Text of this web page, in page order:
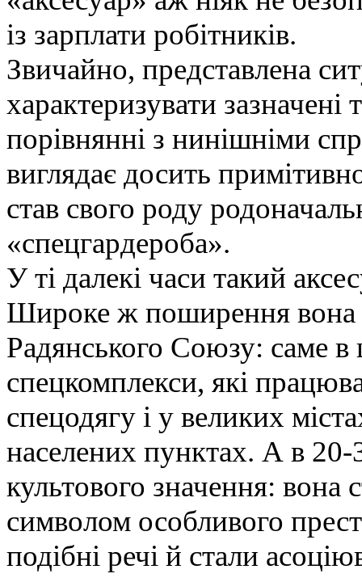
із зарплати робітників.
Звичайно, представлена
характеризувати
порівнянні з нинішніми
виглядає досить
став свого роду
«спецгардероба».
У ті далекі часи такий
Широке ж поширення вона
Радянського Союзу: саме в
спецкомплекси, які
спецодягу і у великих
населених пунктах. А в 20-
культового значення: вона
символом особливого
подібні речі й стали